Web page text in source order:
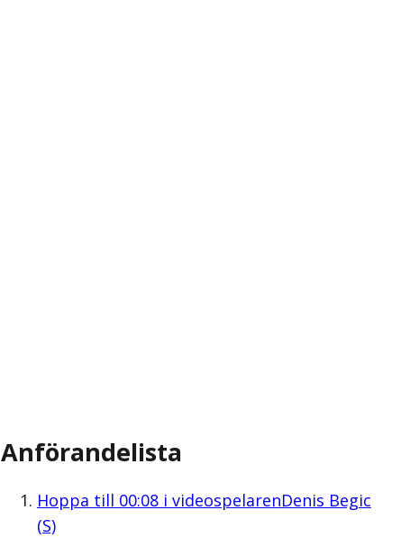
Anförandelista
Hoppa till 00:08i videospelarenDenis Begic
(S)